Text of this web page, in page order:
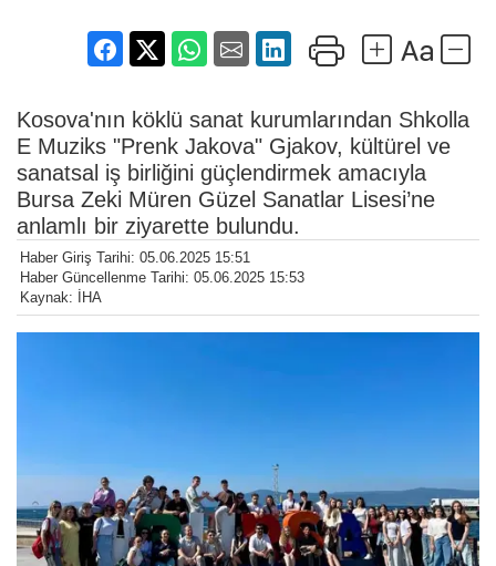
Kosova'nın köklü sanat kurumlarından Shkolla
E Muziks "Prenk Jakova" Gjakov, kültürel ve
sanatsal iş birliğini güçlendirmek amacıyla
Bursa Zeki Müren Güzel Sanatlar Lisesi’ne
anlamlı bir ziyarette bulundu.
Haber Giriş Tarihi: 05.06.2025 15:51
Haber Güncellenme Tarihi: 05.06.2025 15:53
Kaynak: İHA